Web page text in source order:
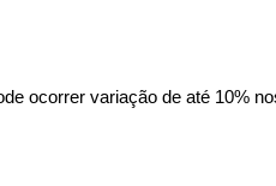
ocorrer variação de até 10%